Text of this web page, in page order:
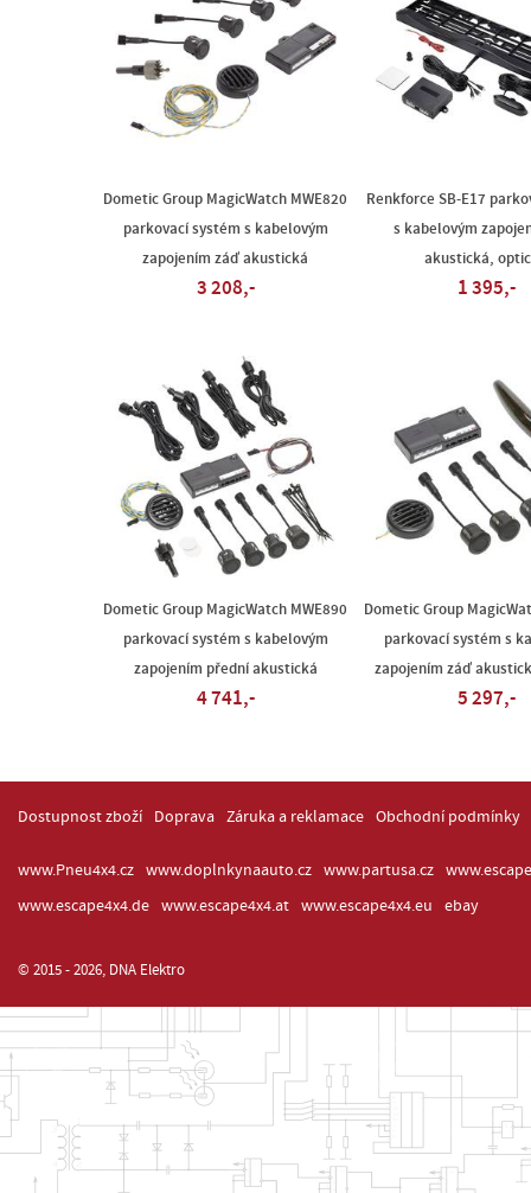
Dometic Group MagicWatch MWE820
parkovací systém s kabelovým
zapojením záď akustická
3 208,-
Renkforce SB-E17
s kabelovým
akustická,
1 395,-
Dometic Group MagicWatch MWE890
parkovací systém s kabelovým
zapojením přední akustická
4 741,-
Dometic Group
parkovací systém s
zapojením záď
5 297,-
Dostupnost zboží Doprava Záruka a reklamace Obchodní podmínky
www.Pneu4x4.cz www.doplnkynaauto.cz www.partusa.cz
www.escape4x4.de
www.escape4x4.at www.escape4x4.eu ebay
© 2015 - 2026, DNA Elektro